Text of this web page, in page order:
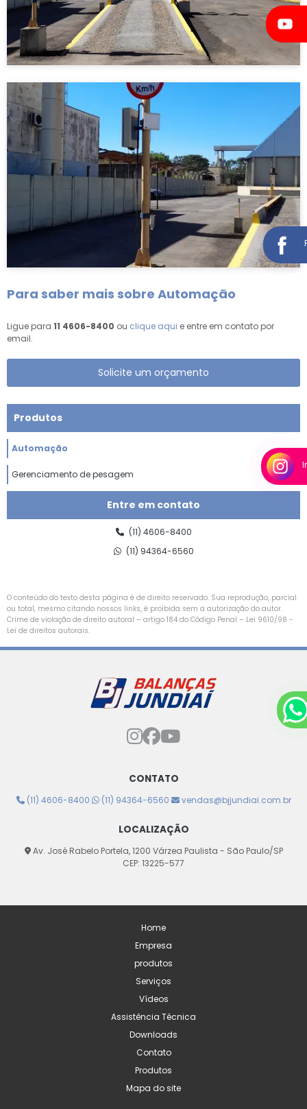
Para saber mais sobre Automação
Ligue para 11 4606-8400 ou clique aqui e entre em contato por
email.
Solicite um orçamento
Produtos
Automação
Gerenciamento de pesagem
Entre em contato
(11) 4606-8400
(11) 94364-6560
O conteúdo do texto desta página é de direito reservado. Sua reprodução, parcial
ou total, mesmo citando nossos links, é proibida sem a autorização do autor.
Crime de violação de direito autoral – artigo 184 do Código Penal – Lei 9610/98 -
Lei de direitos autorais.
CONTATO
(11) 4606-8400 (11) 94364-6560 vendas@bjjundiai.com.br
LOCALIZAÇÃO
Av. José Rabelo Portela, 1200 Várzea Paulista - São Paulo/SP
CEP: 13225-577
Home
Empresa
produtos
Serviços
Vídeos
Assistência Técnica
Downloads
Contato
Produtos
Mapa do site